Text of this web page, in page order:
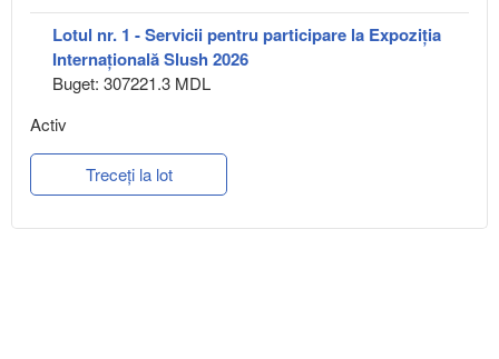
Lotul nr. 1 - Servicii pentru participare la Expoziția
Internațională Slush 2026
Buget: 307221.3 MDL
Activ
Treceți la lot